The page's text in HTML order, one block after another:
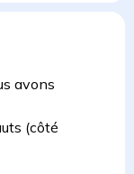
avons
(côté